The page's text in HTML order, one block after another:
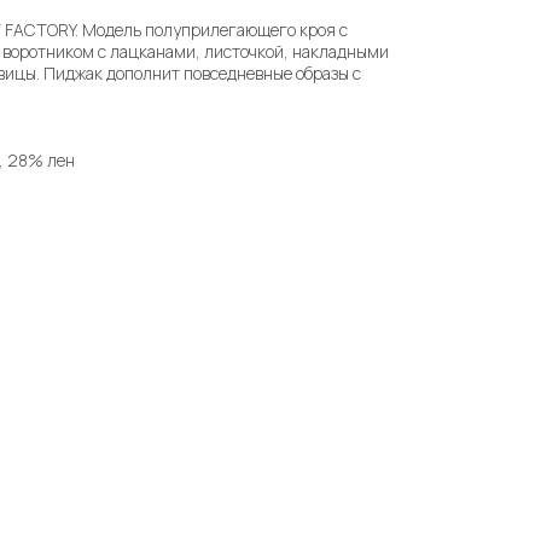
Модель полуприлегающего кроя с
с лацканами, листочкой, накладными
Пиджак дополнит повседневные образы с
28% лен